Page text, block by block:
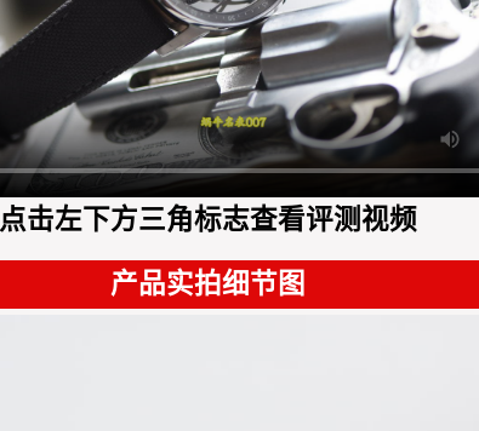
点击左下方三角标志查看评测视频
产品实拍细节图